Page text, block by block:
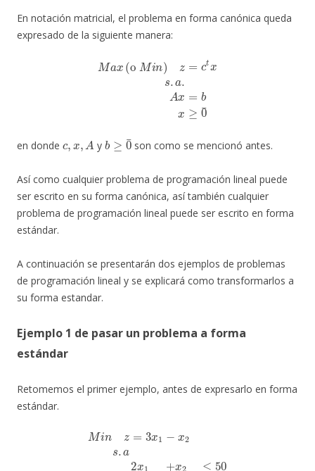
En notación matricial, el problema en forma canónica queda
expresado de la siguiente manera:
(o in z=c x =bx
en donde y
b ¯
son como se mencionó antes.
Así como cualquier problema de programación lineal puede
ser escrito en su forma canónica, así también cualquier
problema de programación lineal puede ser escrito en forma
estándar.
A continuación se presentarán dos ejemplos de problemas
de programación lineal y se explicará como transformarlos a
su forma estandar.
Ejemplo 1 de pasar un problema a forma
estándar
Retomemos el primer ejemplo, antes de expresarlo en forma
estándar.
2s.a2 1+ 2≤50 x1